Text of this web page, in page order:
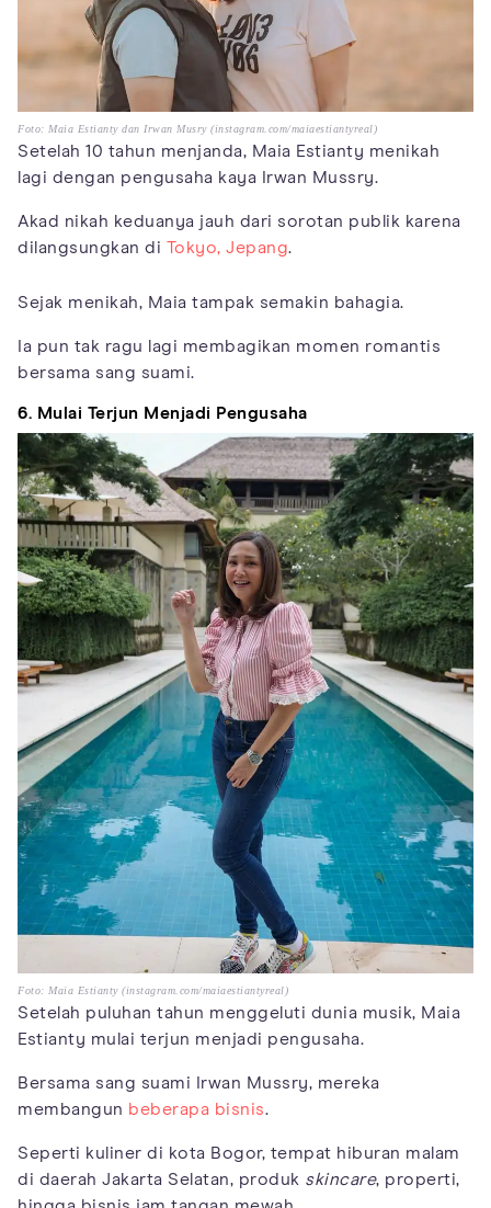
Foto: Maia Estianty dan Irwan Musry (instagram.com/maiaestiantyreal)
Setelah 10 tahun menjanda, Maia Estianty menikah
lagi dengan pengusaha kaya Irwan Mussry.
Akad nikah keduanya jauh dari sorotan publik karena
dilangsungkan di Tokyo, Jepang.
Sejak menikah, Maia tampak semakin bahagia.
Ia pun tak ragu lagi membagikan momen romantis
bersama sang suami.
6. Mulai Terjun Menjadi Pengusaha
Foto: Maia Estianty (instagram.com/maiaestiantyreal)
Setelah puluhan tahun menggeluti dunia musik, Maia
Estianty mulai terjun menjadi pengusaha.
Bersama sang suami Irwan Mussry, mereka
membangun beberapa bisnis.
Seperti kuliner di kota Bogor, tempat hiburan malam
di daerah Jakarta Selatan, produk skincare, properti,